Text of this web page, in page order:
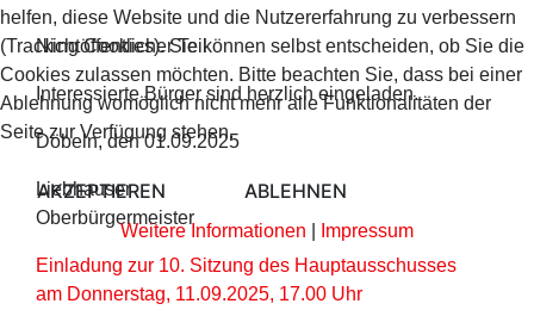
Nichtöffentlicher Teil
Interessierte Bürger sind herzlich eingeladen.
Döbeln, den 01.09.2025
Liebhauser
Oberbürgermeister
Einladung zur 10. Sitzung des Hauptausschusses
am Donnerstag, 11.09.2025, 17.00 Uhr
helfen, diese Website und die Nutzererfahrung zu verbessern
(Tracking Cookies). Sie können selbst entscheiden, ob Sie die
Cookies zulassen möchten. Bitte beachten Sie, dass bei einer
Ablehnung womöglich nicht mehr alle Funktionalitäten der
Seite zur Verfügung stehen.
AKZEPTIEREN ABLEHNEN
Weitere Informationen Impressum